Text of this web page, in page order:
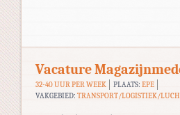
Vacature
32-40 UUR PER WEEK PLAATS: EPE
VAKGEBIED: TRANSPORT/LOGISTIEK/